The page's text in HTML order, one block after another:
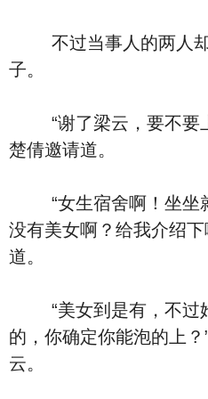
不过当事人的两人却
子。
“谢了梁云，要不要
楚倩邀请道。
“女生宿舍啊！坐坐
没有美女啊？给我介绍
道。
“美女到是有，不过
的，你确定你能泡的上
云。